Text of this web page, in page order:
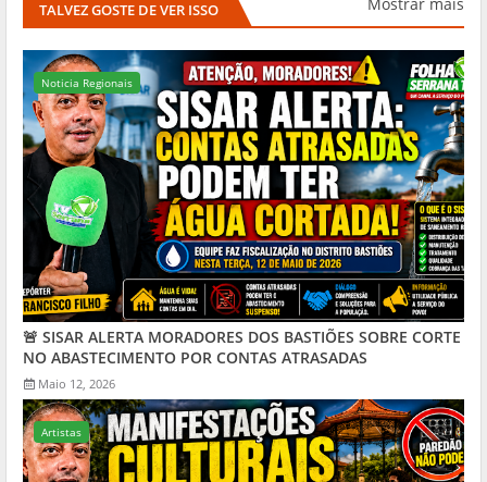
TALVEZ GOSTE DE VER ISSO
Noticia Regionais
🚨 SISAR ALERTA MORADORES DOS BASTIÕES SOBRE CORTE
NO ABASTECIMENTO POR CONTAS ATRASADAS
Maio 12, 2026
Artistas